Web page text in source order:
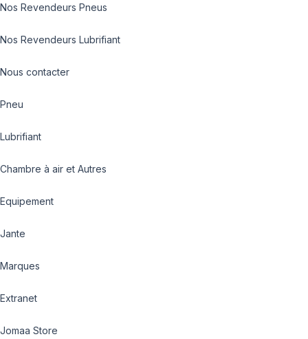
Nos Revendeurs Pneus
Nos Revendeurs Lubrifiant
Nous contacter
Pneu
Lubrifiant
Chambre à air et Autres
Equipement
Jante
Marques
Extranet
Jomaa Store